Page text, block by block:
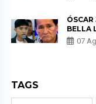
BELLA
PADRE
NALDY
07
TAGS